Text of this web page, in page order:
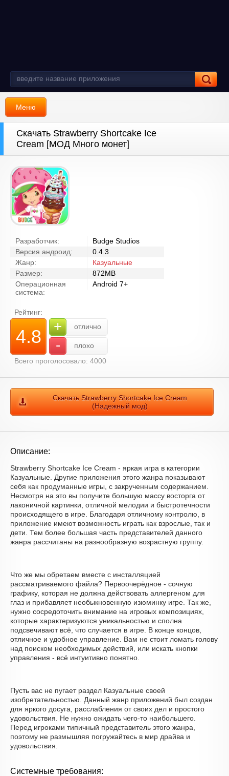
Меню
Скачать Strawberry Shortcake Ice
Cream [МОД Много монет]
Разработчик:
Budge Studios
Версия андроид:
0.4.3
Жанр:
Казуальные
Размер:
872MB
Операционная
система:
Android 7+
Рейтинг:
4.8 + отлично
-
плохо
Всего проголосовало: 4000
Скачать Strawberry Shortcake Ice Cream
(Надежный мод)
Описание:
Strawberry Shortcake Ice Cream - яркая игра в категории
Казуальные. Другие приложения этого жанра показывают
себя как продуманные игры, с закрученным содержанием.
Несмотря на это вы получите большую массу восторга от
лаконичной картинки, отличной мелодии и быстротечности
происходящего в игре. Благодаря отличному контролю, в
приложение имеют возможность играть как взрослые, так и
дети. Тем более большая часть представителей данного
жанра рассчитаны на разнообразную возрастную группу.
Что же мы обретаем вместе с инсталляцией
рассматриваемого файла? Первоочерёдное - сочную
графику, которая не должна действовать аллергеном для
глаз и прибавляет необыкновенную изюминку игре. Так же,
нужно сосредоточить внимание на игровых композициях,
которые характеризуются уникальностью и сполна
подсвечивают всё, что случается в игре. В конце концов,
отличное и удобное управление. Вам не стоит ломать голову
над поиском необходимых действий, или искать кнопки
управления - всё интуитивно понятно.
Пусть вас не пугает раздел Казуальные своей
изобретательностью. Данный жанр приложений был создан
для яркого досуга, расслабления от своих дел и простого
удовольствия. Не нужно ожидать чего-то наибольшего.
Перед игроками типичный представитель этого жанра,
поэтому не размышляя погружайтесь в мир драйва и
удовольствия.
Системные требования: